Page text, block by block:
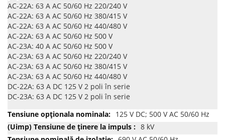
AC-22A: 63 A AC 50/60 Hz 220/240 V
AC-22A: 63 A AC 50/60 Hz 380/415 V
AC-22A: 63 A AC 50/60 Hz 440/480 V
AC-22A: 63 A AC 50/60 Hz 500 V
AC-23A: 40 A AC 50/60 Hz 500 V
AC-23A: 63 A AC 50/60 Hz 220/240 V
AC-23A: 63 A AC 50/60 Hz 380/415 V
AC-23A: 63 A AC 50/60 Hz 440/480 V
DC-22A: 63 A DC 125 V 2 poli în serie
DC-23A: 63 A DC 125 V 2 poli în serie
125 V DC; 500 V AC 50/60 Hz
8 kV